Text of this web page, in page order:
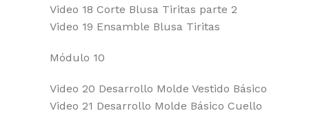
Video 18 Corte Blusa Tiritas parte 2
Video 19 Ensamble Blusa Tiritas
Módulo 10
Video 20 Desarrollo Molde Vestido Básico
Video 21 Desarrollo Molde Básico Cuello